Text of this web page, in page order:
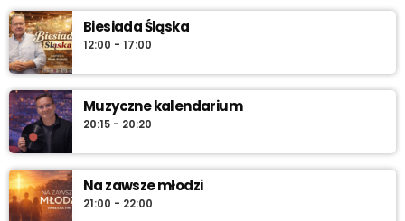
Biesiada Śląska
12:00 - 17:00
Muzyczne kalendarium
20:15 - 20:20
Na zawsze młodzi
21:00 - 22:00